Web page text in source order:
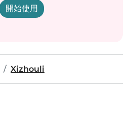
開始使用
Xizhouli